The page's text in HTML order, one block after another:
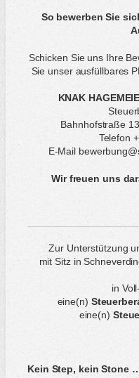
So bewerben Sie
Schicken Sie uns Ihre
Sie unser ausfüllbares
KNAK
Bahnhofstraße
Telefon
E-Mail
Wir freuen uns
Zur Unterstützung
mit Sitz in
in
eine(n)
eine(n)
Kein Step, kein Stone